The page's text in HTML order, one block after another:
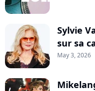
Sylvie
sur sa
May 3, 2026